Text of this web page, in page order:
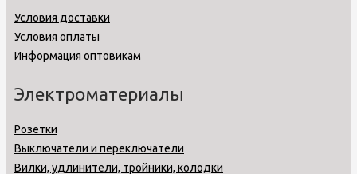
Условия доставки
Условия оплаты
Информация оптовикам
Электроматериалы
Розетки
Выключатели и переключатели
Вилки, удлинители, тройники, колодки